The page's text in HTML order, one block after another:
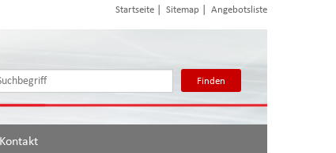
Startseite Sitemap Angebotsliste
Finden
Kontakt